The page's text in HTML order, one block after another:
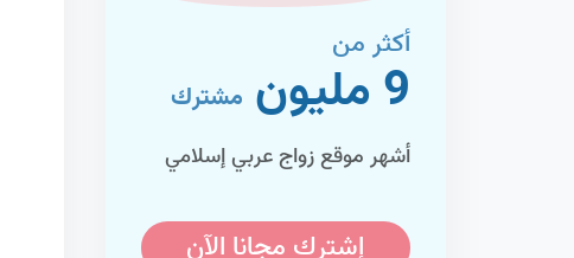
أكثر من
9 مليون مشترك
أشهر موقع زواج عربي إسلامي
إشترك مجانا الآن